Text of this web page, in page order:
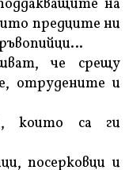
на
предците ни
че срещу
отрудените и
които са ги
посерковци и